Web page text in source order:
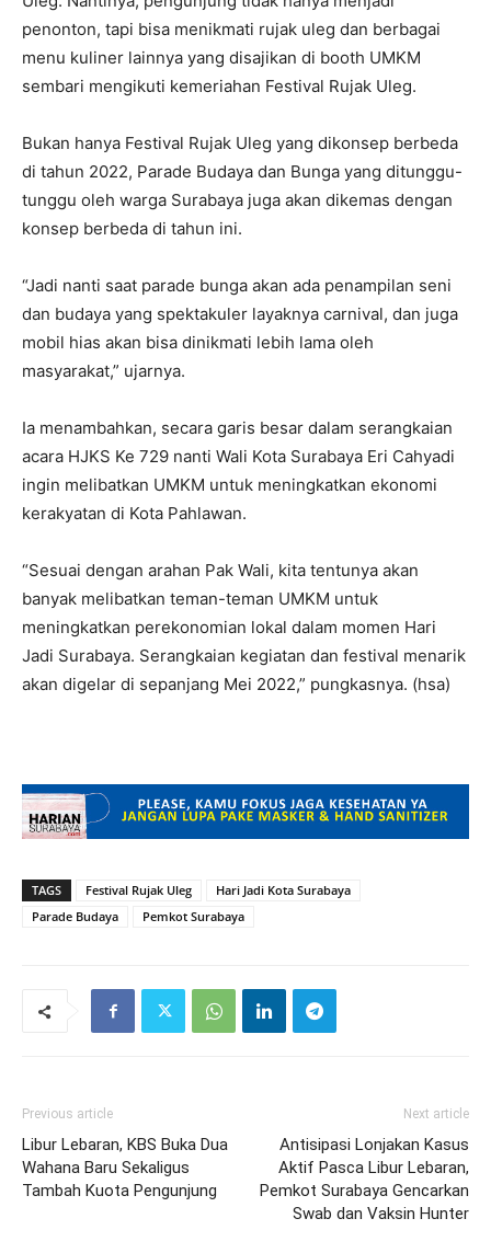
penonton, tapi bisa menikmati rujak uleg dan berbagai
menu kuliner lainnya yang disajikan di booth UMKM
sembari mengikuti kemeriahan Festival Rujak Uleg.
Bukan hanya Festival Rujak Uleg yang dikonsep berbeda
di tahun 2022, Parade Budaya dan Bunga yang ditunggu-
tunggu oleh warga Surabaya juga akan dikemas dengan
konsep berbeda di tahun ini.
“Jadi nanti saat parade bunga akan ada penampilan seni
dan budaya yang spektakuler layaknya carnival, dan juga
mobil hias akan bisa dinikmati lebih lama oleh
masyarakat,” ujarnya.
Ia menambahkan, secara garis besar dalam serangkaian
acara HJKS Ke 729 nanti Wali Kota Surabaya Eri Cahyadi
ingin melibatkan UMKM untuk meningkatkan ekonomi
kerakyatan di Kota Pahlawan.
“Sesuai dengan arahan Pak Wali, kita tentunya akan
banyak melibatkan teman-teman UMKM untuk
meningkatkan perekonomian lokal dalam momen Hari
Jadi Surabaya. Serangkaian kegiatan dan festival menarik
akan digelar di sepanjang Mei 2022,” pungkasnya. (hsa)
TAGS Festival Rujak Uleg
Hari Jadi Kota Surabaya
Parade Budaya
Pemkot Surabaya
Previous article
Libur Lebaran, KBS Buka Dua
Wahana Baru Sekaligus
Tambah Kuota Pengunjung
Next article
Antisipasi Lonjakan Kasus
Aktif Pasca Libur Lebaran,
Pemkot Surabaya Gencarkan
Swab dan Vaksin Hunter